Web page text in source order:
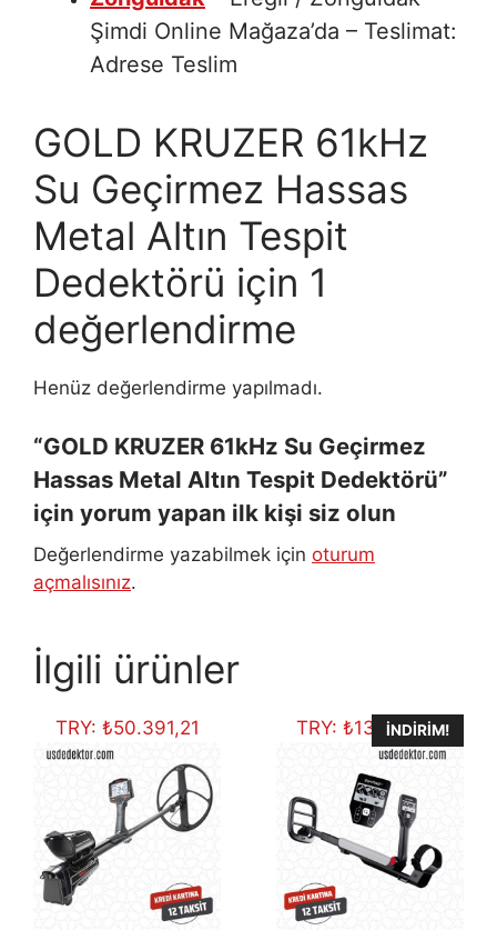
Şimdi Online Mağaza’da – Teslimat:
Adrese Teslim
GOLD KRUZER 61kHz
Su Geçirmez Hassas
Metal Altın Tespit
Dedektörü için 1
değerlendirme
Henüz değerlendirme yapılmadı.
“GOLD KRUZER 61kHz Su Geçirmez
Hassas Metal Altın Tespit Dedektörü”
için yorum yapan ilk kişi siz olun
Değerlendirme yazabilmek için oturum
açmalısınız.
İlgili ürünler
TRY: ₺50.391,21 TRY: ₺13.370,50
İNDIRIM!